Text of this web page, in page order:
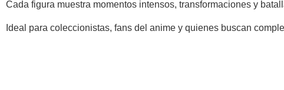
Cada figura muestra momentos intensos, transformaciones y
Ideal para coleccionistas, fans del anime y quienes buscan